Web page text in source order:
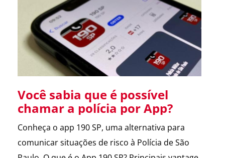
entregador e morador. Um armário inteligente,
seguro e disponível […]
Você sabia que é possível
chamar a polícia por App?
Conheça o app 190 SP, uma alternativa para
comunicar situações de risco à Polícia de São